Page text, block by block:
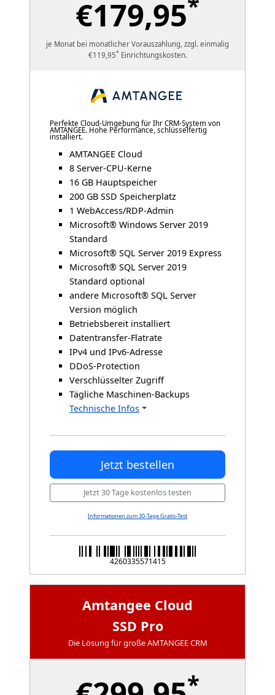
€179,95*
je Monat bei monatlicher Vorauszahlung, zzgl. einmalig
€119,95*Einrichtungskosten.
Perfekte Cloud-Umgebung für Ihr CRM-System von
AMTANGEE. Hohe Performance, schlüsselfertig
installiert.
AMTANGEE Cloud
8 Server-CPU-Kerne
16 GB Hauptspeicher
200 GB SSD Speicherplatz
1 WebAccess/RDP-Admin
Microsoft® Windows Server 2019
Standard
Microsoft® SQL Server 2019 Express
Microsoft® SQL Server 2019
Standard optional
andere Microsoft® SQL Server
Version möglich
Betriebsbereit installiert
Datentransfer-Flatrate
IPv4 und IPv6-Adresse
DDoS-Protection
Verschlüsselter Zugriff
Tägliche Maschinen-Backups
Technische Infos
Jetzt bestellen
Jetzt 30 Tage kostenlos testen
Informationen zum 30-Tage Gratis-Test
4260335571415
Amtangee Cloud
SSD Pro
Die Lösung für große AMTANGEE CRM
*